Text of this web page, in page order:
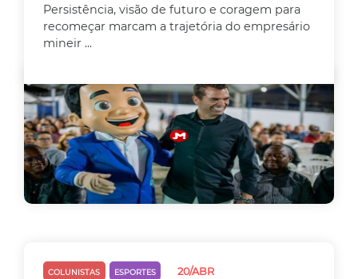
Persistência, visão de futuro e coragem para
recomeçar marcam a trajetória do empresário
mineir ...
COLUNISTAS ESPORTES 20/ABR